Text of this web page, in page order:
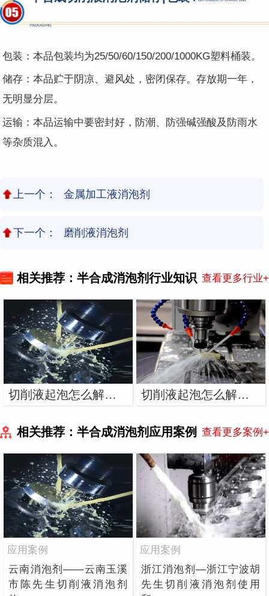
PACKAGING
包装：本品包装均为25/50/60/150/200/1000KG塑料桶装。
储存：本品贮于阴凉、避风处，密闭保存。存放期一年，
无明显分层。
运输：本品运输中要密封好，防潮、防强碱强酸及防雨水
等杂质混入。
上一个： 金属加工液消泡剂
下一个： 磨削液消泡剂
相关推荐：半合成消泡剂行业知识 查看更多行业+
切削液起泡怎么解决？用染色消泡剂 切削液起泡怎么解决？用切削液消泡剂
相关推荐：半合成消泡剂应用案例 查看更多案例+
应用案例
云南消泡剂——云南玉溪
市陈先生切削液消泡剂
应用案例
浙江消泡剂—浙江宁波胡
先生切削液消泡剂使用